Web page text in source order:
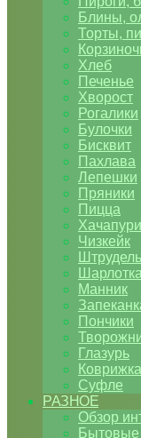
Блины,
Торты,
Хлеб
Печенье
Хворост
Рогалики
Булочки
Бисквит
Пахлава
Лепешки
Пряники
Пицца
Хачапури
Чизкейк
Штрудель
Шарлотка
Манник
Пончики
Глазурь
Коврижка
Суфле
РАЗНОЕ
Обзор